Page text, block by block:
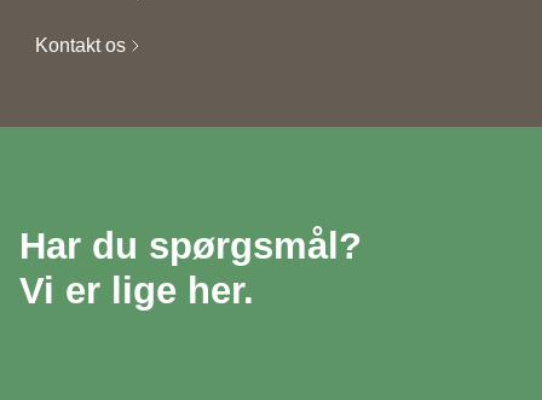
Kontakt os
Har du spørgsmål?
Vi er lige her.